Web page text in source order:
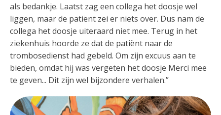
als bedankje. Laatst zag een collega het doosje wel
liggen, maar de patiënt zei er niets over. Dus nam de
collega het doosje uiteraard niet mee. Terug in het
ziekenhuis hoorde ze dat de patiënt naar de
trombosedienst had gebeld. Om zijn excuus aan te
bieden, omdat hij was vergeten het doosje Merci mee
te geven... Dit zijn wel bijzondere verhalen.”